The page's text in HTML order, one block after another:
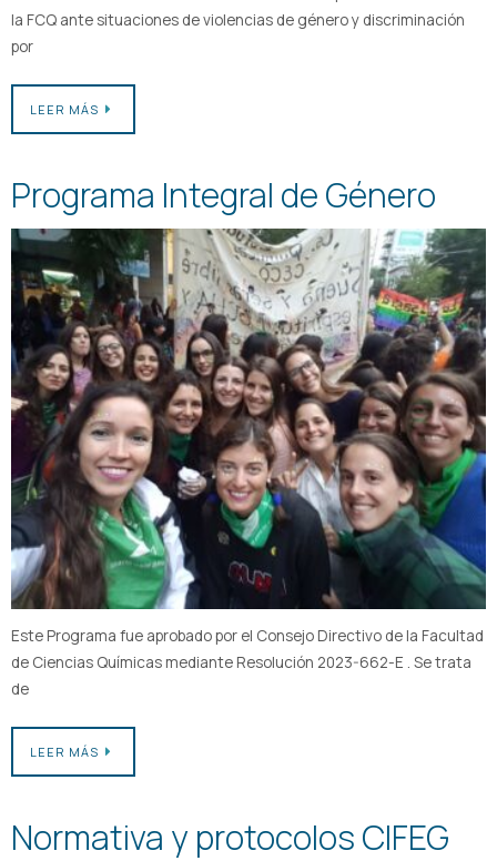
la FCQ ante situaciones de violencias de género y discriminación
por
LEER MÁS
Programa Integral de Género
Este Programa fue aprobado por el Consejo Directivo de la Facultad
de Ciencias Químicas mediante Resolución 2023-662-E . Se trata
de
LEER MÁS
Normativa y protocolos CIFEG